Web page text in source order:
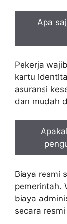
Apa
Pekerja
kartu
asuransi
dan mudah
Biaya resmi
pemerintah.
biaya
secara